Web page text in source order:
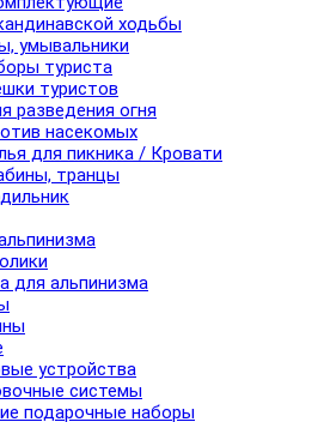
ходьбы
умывальники
туриста
туристов
разведения огня
насекомых
для пикника / Кровати
транцы
для альпинизма
устройства
системы
подарочные наборы